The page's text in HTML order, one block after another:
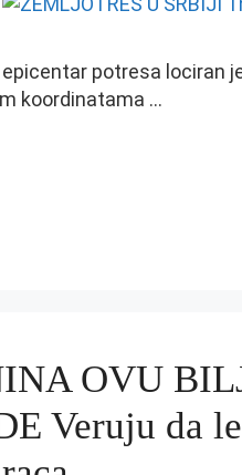
potresa lociran
koordinatama …
OVU
Veruju da